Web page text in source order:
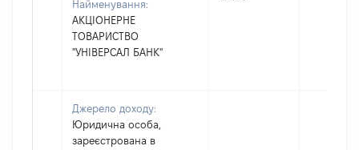
Найменування:
АКЦІОНЕРНЕ
ТОВАРИСТВО
"УНІВЕРСАЛ БАНК"
Джерело доходу:
Юридична особа,
зареєстрована в